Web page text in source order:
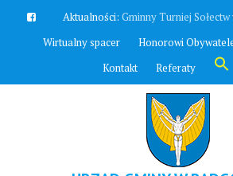
Aktualności:Bieg nad
Wirtualny spacer
Honorowi
Kontakt
Referaty
for: